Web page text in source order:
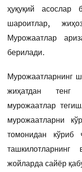
ҳуқуқий асослар
шароитлар,
Мурожаатлар
берилади.
Мурожаатларнинг
жиҳатдан тенг
мурожаатлар
мурожаатларни
томонидан кўриб
ташкилотларнинг
жойларда сайёр